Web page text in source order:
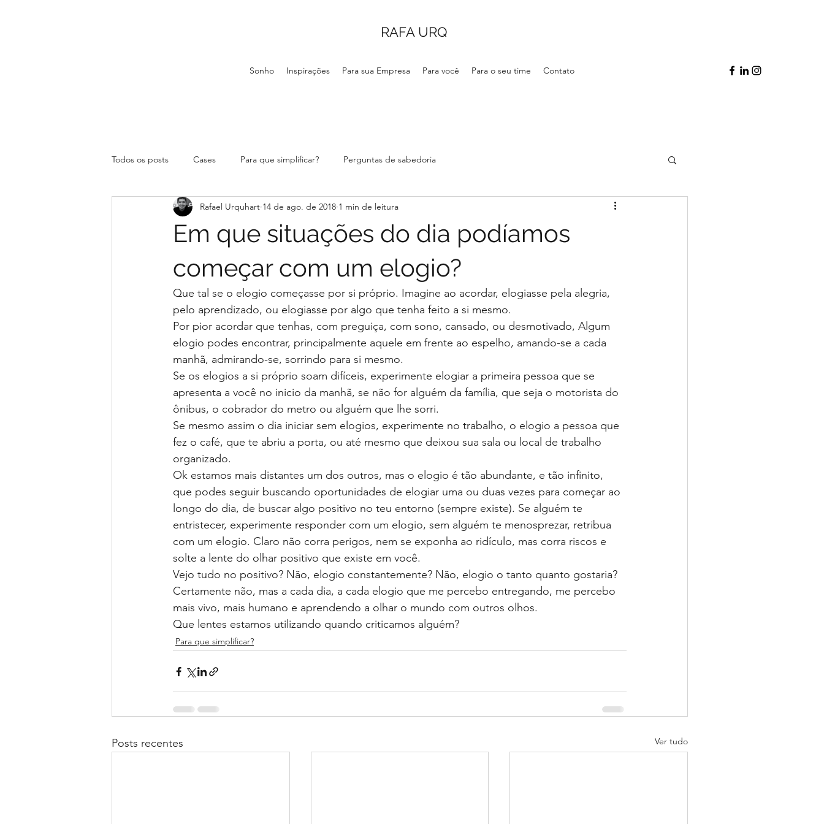
RAFA URQ
Sonho Inspirações Para sua Empresa Para você Para o seu time Contato
Todos os posts Cases Para que simplificar? Perguntas de sabedoria
Em que situações do dia podíamos
começar com um elogio?
Rafael Urquhart 14 de ago. de 2018 1 min de leitura
Que tal se o elogio começasse por si próprio. Imagine ao acordar, elogiasse pela alegria,
pelo aprendizado, ou elogiasse por algo que tenha feito a si mesmo.
Por pior acordar que tenhas, com preguiça, com sono, cansado, ou desmotivado, Algum
elogio podes encontrar, principalmente aquele em frente ao espelho, amando-se a cada
manhã, admirando-se, sorrindo para si mesmo.
Se os elogios a si próprio soam difíceis, experimente elogiar a primeira pessoa que se
apresenta a você no inicio da manhã, se não for alguém da família, que seja o motorista do
ônibus, o cobrador do metro ou alguém que lhe sorri.
Se mesmo assim o dia iniciar sem elogios, experimente no trabalho, o elogio a pessoa que
fez o café, que te abriu a porta, ou até mesmo que deixou sua sala ou local de trabalho
organizado.
Ok estamos mais distantes um dos outros, mas o elogio é tão abundante, e tão infinito,
que podes seguir buscando oportunidades de elogiar uma ou duas vezes para começar ao
longo do dia, de buscar algo positivo no teu entorno (sempre existe). Se alguém te
entristecer, experimente responder com um elogio, sem alguém te menosprezar, retribua
com um elogio. Claro não corra perigos, nem se exponha ao ridículo, mas corra riscos e
solte a lente do olhar positivo que existe em você.
Vejo tudo no positivo? Não, elogio constantemente? Não, elogio o tanto quanto gostaria?
Certamente não, mas a cada dia, a cada elogio que me percebo entregando, me percebo
mais vivo, mais humano e aprendendo a olhar o mundo com outros olhos.
Que lentes estamos utilizando quando criticamos alguém?
Para que simplificar?
Posts recentes Ver tudo